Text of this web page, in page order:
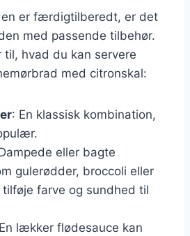
er færdigtilberedt, er det
med passende tilbehør.
til, hvad du kan servere
med citronskal:
: En klassisk kombination,
eller bagte
gulerødder, broccoli eller
tilføje farve og sundhed til
lækker flødesauce kan